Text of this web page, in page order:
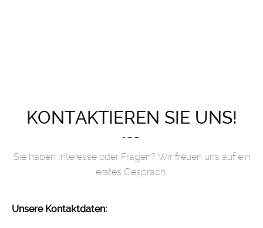
KONTAKTIEREN SIE UNS!
Sie haben Interesse oder Fragen? Wir freuen uns auf ein
erstes Gespräch.
Unsere Kontaktdaten: